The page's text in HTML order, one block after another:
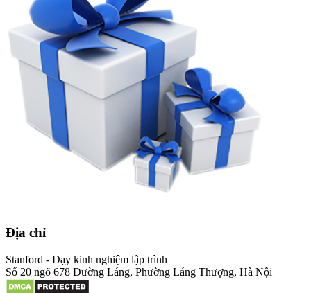
Địa chỉ
Stanford - Dạy kinh nghiệm lập trình
Số 20 ngõ 678 Đường Láng, Phường Láng Thượng, Hà Nội